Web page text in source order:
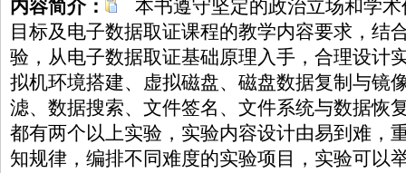
内容简介：
本书遵守坚定的政治立场和学
目标及电子数据取证课程的教学内容要求，结
验，从电子数据取证基础原理入手，合理设计
拟机环境搭建、虚拟磁盘、磁盘数据复制与镜
滤、数据搜索、文件签名、文件系统与数据恢
都有两个以上实验，实验内容设计由易到难，
知规律，编排不同难度的实验项目，实验可以